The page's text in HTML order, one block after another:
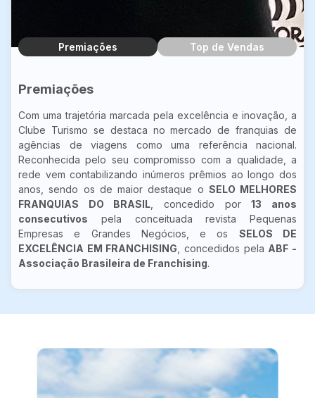
Premiações Top de Vendas
Premiações
Com uma trajetória marcada pela excelência e inovação, a
Clube Turismo se destaca no mercado de franquias de
agências de viagens como uma referência nacional.
Reconhecida pelo seu compromisso com a qualidade, a
rede vem contabilizando inúmeros prêmios ao longo dos
anos, sendo os de maior destaque o SELO MELHORES
FRANQUIAS DO BRASIL , concedido por13 anos
consecutivos pela conceituada revista Pequenas
Empresas e Grandes Negócios, e os SELOS DE
EXCELÊNCIA EM FRANCHISING , concedidos pela ABF -
Associação Brasileira de Franchising.